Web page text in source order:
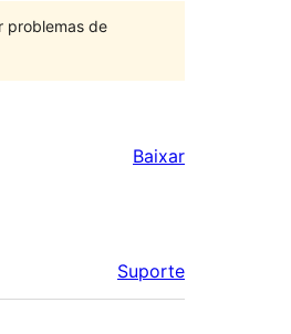
problemas de
Baixar
Suporte